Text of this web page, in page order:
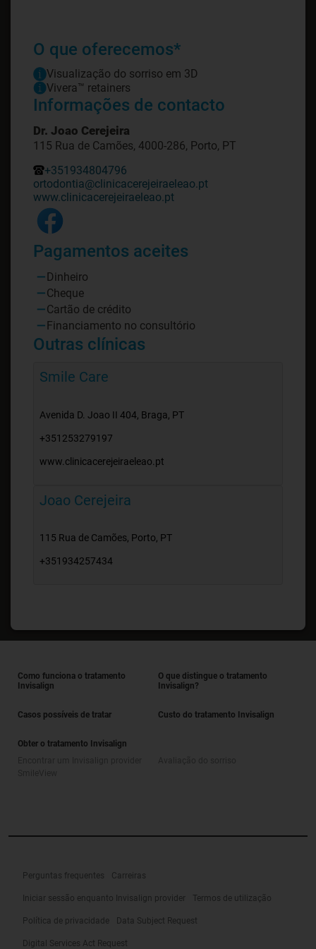
O que oferecemos*
Visualização do sorriso em 3D
Vivera™ retainers
Informações de contacto
Dr. Joao Cerejeira
115 Rua de Camões, 4000-286, Porto, PT
+351934804796
ortodontia@clinicacerejeiraeleao.pt
www.clinicacerejeiraeleao.pt
Pagamentos aceites
Dinheiro
Cheque
Cartão de crédito
Financiamento no consultório
Outras clínicas
Smile Care
Avenida D. Joao II 404, Braga, PT
+351253279197
www.clinicacerejeiraeleao.pt
Joao Cerejeira
115 Rua de Camões, Porto, PT
+351934257434
Como funciona o tratamento
Invisalign
O que distingue o tratamento
Invisalign?
Casos possíveis de tratar Custo do tratamento Invisalign
Obter o tratamento Invisalign
Perguntas frequentes Carreiras
Iniciar sessão enquanto Invisalign provider Termos de utilização
Política de privacidade Data Subject Request
Digital Services Act Request